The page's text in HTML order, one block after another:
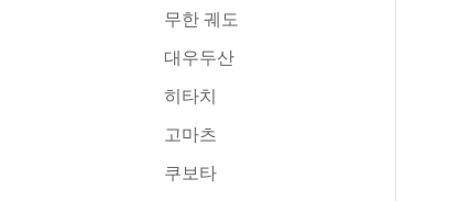
무한 궤도
대우두산
히타치
고마츠
쿠보타